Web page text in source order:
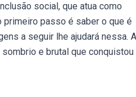
social, que atua como
passo é saber o que é
a seguir lhe ajudará nessa. A
e brutal que conquistou